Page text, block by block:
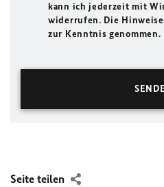
kann ich jederzeit mit
widerrufen. Die
zur Kenntnis genommen.
Seite teilen